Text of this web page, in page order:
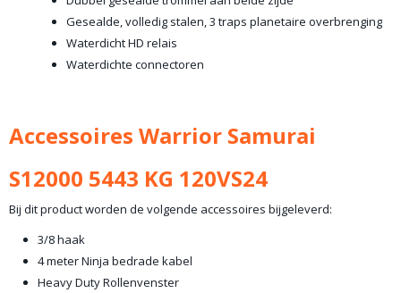
Gesealde, volledig stalen, 3 traps planetaire overbrenging
Waterdicht HD relais
Waterdichte connectoren
Accessoires Warrior Samurai
S12000 5443 KG 120VS24
Bij dit product worden de volgende accessoires bijgeleverd:
3/8 haak
4 meter Ninja bedrade kabel
Heavy Duty Rollenvenster